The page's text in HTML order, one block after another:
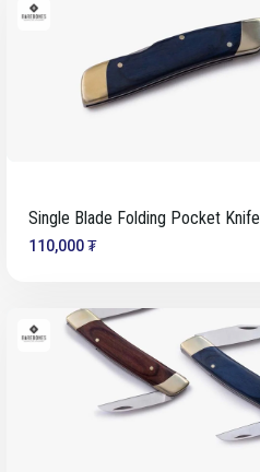
Single Blade Folding Pocket Knife
110,000 ₮